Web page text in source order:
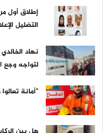
إطلاق أول
التضليل
نهاد
لتواجه وجع
"أمانة